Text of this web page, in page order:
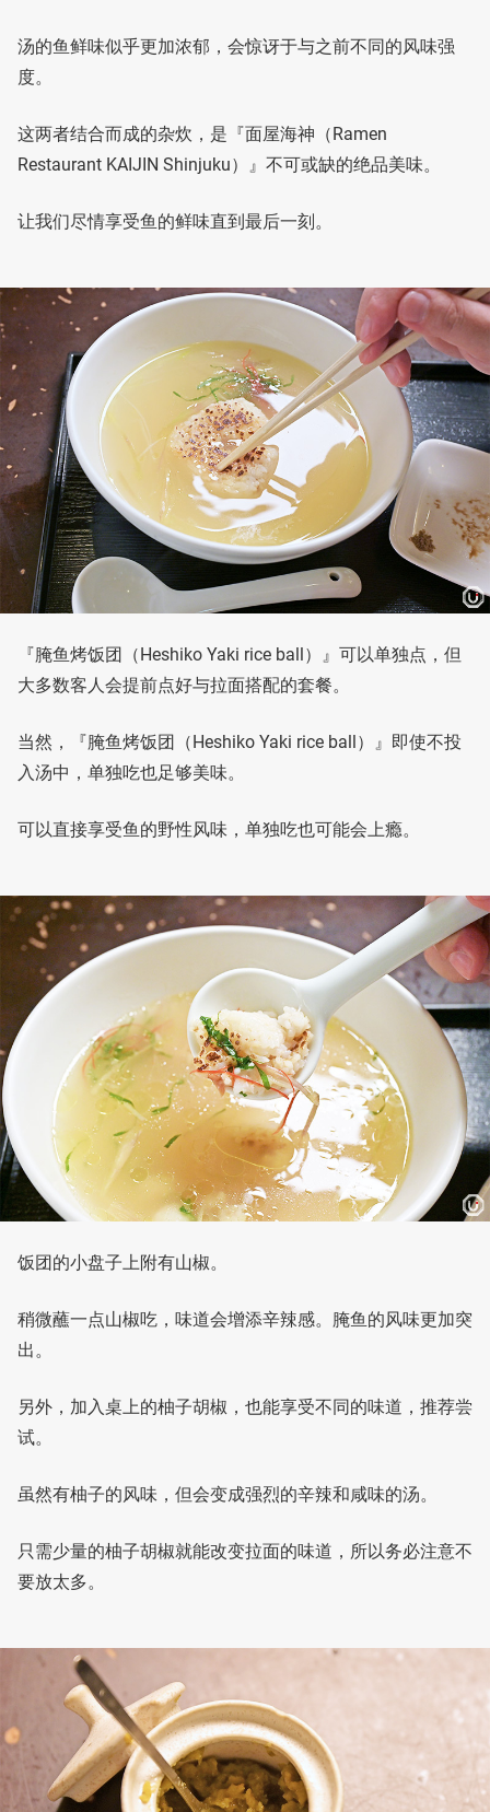
汤的鱼鲜味似乎更加浓郁，会惊讶于与之前不同的风味强
度。
这两者结合而成的杂炊，是『面屋海神（Ramen
Restaurant KAIJIN Shinjuku）』不可或缺的绝品美味。
让我们尽情享受鱼的鲜味直到最后一刻。
『腌鱼烤饭团（Heshiko Yaki rice ball）』可以单独点，但
大多数客人会提前点好与拉面搭配的套餐。
当然，『腌鱼烤饭团（Heshiko Yaki rice ball）』即使不投
入汤中，单独吃也足够美味。
可以直接享受鱼的野性风味，单独吃也可能会上瘾。
饭团的小盘子上附有山椒。
稍微蘸一点山椒吃，味道会增添辛辣感。腌鱼的风味更加突
出。
另外，加入桌上的柚子胡椒，也能享受不同的味道，推荐尝
试。
虽然有柚子的风味，但会变成强烈的辛辣和咸味的汤。
只需少量的柚子胡椒就能改变拉面的味道，所以务必注意不
要放太多。